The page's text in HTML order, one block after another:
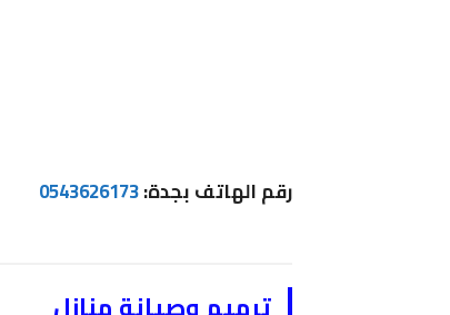
رقم الهاتف بجدة:0543626173